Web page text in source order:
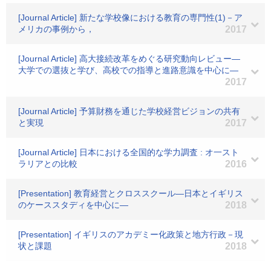
[Journal Article] 新たな学校像における教育の専門性(1)－ア
メリカの事例から，
2017
[Journal Article] 高大接続改革をめぐる研究動向レビュー―
大学での選抜と学び、高校での指導と進路意識を中心に―
2017
[Journal Article] 予算財務を通じた学校経営ビジョンの共有
と実現
2017
[Journal Article] 日本における全国的な学力調査 : オ一スト
ラリアとの比較
2016
[Presentation] 教育経営とクロススクール―日本とイギリス
のケーススタディを中心に―
2018
[Presentation] イギリスのアカデミー化政策と地方行政－現
状と課題
2018